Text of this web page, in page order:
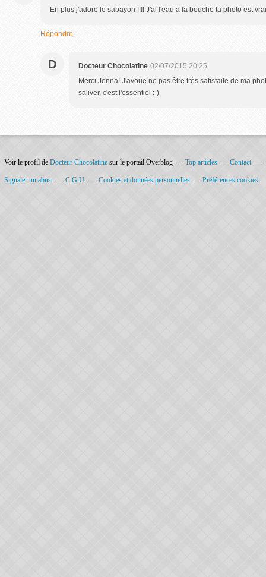
En plus j'adore le sabayon !!!! J'ai l'eau a la bouche ta photo est
Répondre
D Docteur Chocolatine 02/07/2015 20:25
Merci Jenna! J'avoue ne pas être très satisfaite de ma
saliver, c'est l'essentiel :-)
Voir le profil de Docteur Chocolatine sur le portail Overblog Top articles Contact
Signaler un abus C.G.U. Cookies et données personnelles Préférences cookies